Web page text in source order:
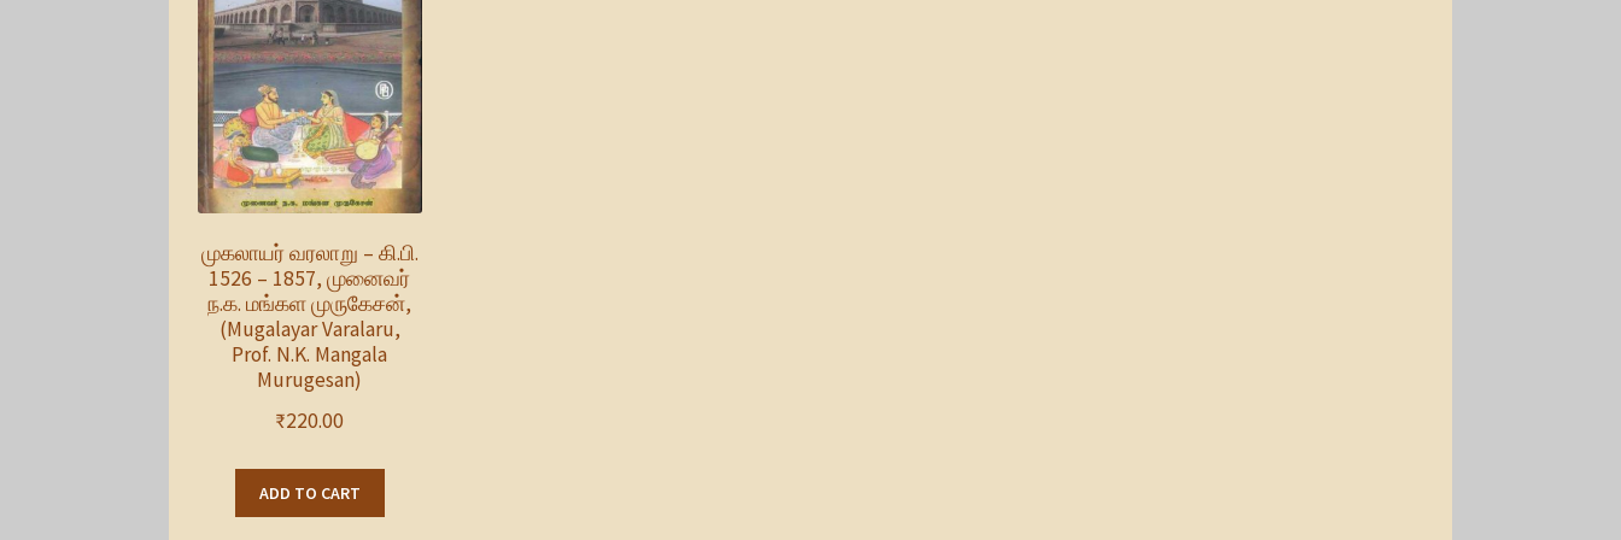
முகலாயர் வரலாறு – கி.பி.
1526 – 1857, முனைவர்
ந.க. மங்கள முருகேசன்,
(Mugalayar Varalaru,
Prof. N.K. Mangala
Murugesan)
₹220.00
ADD TO CART